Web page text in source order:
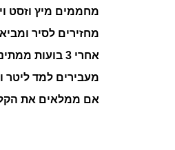
מחממים מיץ וזסט
מחזירים לסיר
אחרי 3 בועות ממתינים דקה, מאפשרים לעמילן לספוח את הנוזלים ומסירים מהאש.
מעבירים למד ליטר
אם ממלאים את